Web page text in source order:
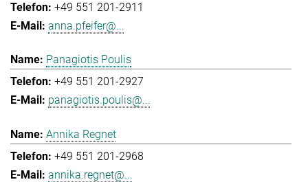
+49 551 201-2911
anna.pfeifer@...
Panagiotis Poulis
+49 551 201-2927
panagiotis.poulis@...
Annika Regnet
+49 551 201-2968
annika.regnet@...